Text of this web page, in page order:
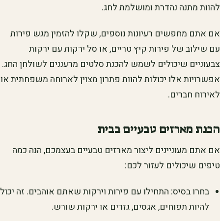
להוות מתנה נהדרת ומושלמת לחג.
אם אתם מחפשים רעיונות נוספים, שקלו להזמין מגש פירות
עם שילוב של פירות קיץ טריים, או סל ירקות עם ירקות
צבעוניים שיכולים לשמש להכנת סלטים מרעננים לשולחן החג.
אפשרויות אלו יכולות להוות פתרון מצוין לארוחה משפחתית או
לאירוח חברים.
הכנת מארזים טבעיים בבית
אם אתם מעוניינים ליצור מארזים טבעיים בעצמכם, הנה כמה
טיפים שיכולים לעזור לכם:
בחרו בסיס: התחילו עם פירות וירקות שאתם אוהבים. זה יכול
להיות תפוחים, אגסים, גזרים או ירקות שורש.